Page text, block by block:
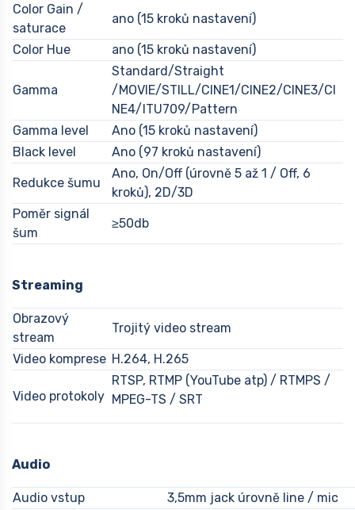
Color Gain /
saturace
ano (15 kroků nastavení)
Color Hue ano (15 kroků nastavení)
Gamma
Standard/Straight
/MOVIE/STILL/CINE1/CINE2/CINE3/CI
NE4/ITU709/Pattern
Gamma level
Ano (15 kroků nastavení)
Black level
Ano (97 kroků nastavení)
Redukce šumu
Ano, On/Off (úrovně 5 až 1 / Off, 6
kroků), 2D/3D
Poměr signál
šum
≥50db
Streaming
Obrazový
stream
Trojitý video stream
Video komprese H.264, H.265
Video protokoly
RTSP, RTMP (YouTube atp) / RTMPS /
MPEG-TS / SRT
Audio
Audio vstup
3,5mm jack úrovně line / mic